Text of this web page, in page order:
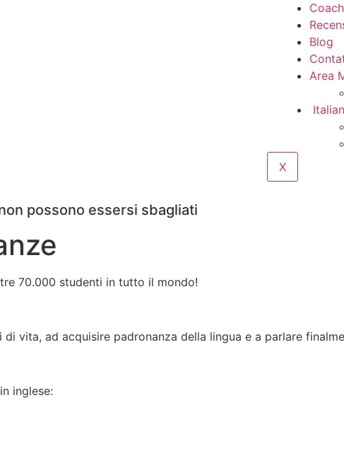
Blog
Area
X
possono essersi sbagliati
70.000 studenti in tutto il mondo!
vita, ad acquisire padronanza della lingua e a parlare
inglese: